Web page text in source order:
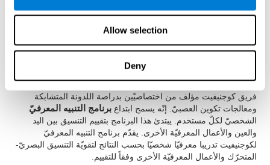
Allow selection
Deny
المعرفيّة الأخرى. نقدّم في كوجنيفيت الإمكانيّة لتفعله بطريقة مهنيّة.
ترتكز استعادة التنسيق بين العين واليد على
كوجنيفيت مجموعة التمارين الطبّيّة لاستعادة مشكلات التنسيق بين
العين واليد والوظائف المعرفيّة الأخرى. نقوّي الدماغ واتصالاته العصبيّة
عندما نستعمل وظائفها. إذا كنّا ندرّب التنسيق البصريّ-المتحرّك، كانت
الاتصالات الدماغية قوية، الأمر الذي يحسّن تنفيذ هذا العمل.
فريق كوجنيفيت مؤلف من اختصاصيّين بدراصة اللدونة المتشابكة
ومعالجات تكوين العصبيّ. إنّه يسمح ابتداعبرنامج التنبيه المعرفيّ
الشخصيّ لكلّ مستخدم. يبتدئ هذا البرنامج بتقييم التنسيق بين اليد
والعين والأعمال المعرفيّة الأخرى. يقدّم برنامج التنبيه المعرفيّ
لكوجنيفيت تدريبا معرفيّا شخصيّا بحسب النتائج لتقويّة التنسيق البصريّ-
المتحرّك والأعمال المعرفيّة الأخرى وفقاً للتقييم.